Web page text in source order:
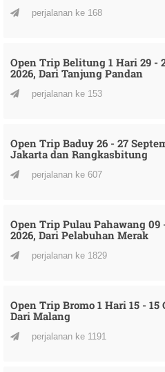
perjalanan ke 168
Open Trip Belitung 1 Hari 29 -
2026, Dari Tanjung Pandan
perjalanan ke 153
Open Trip Baduy 26 - 27
Jakarta dan Rangkasbitung
perjalanan ke 607
Open Trip Pulau Pahawang 09
2026, Dari Pelabuhan Merak
perjalanan ke 1829
Open Trip Bromo 1 Hari 15 - 15
Dari Malang
perjalanan ke 1191